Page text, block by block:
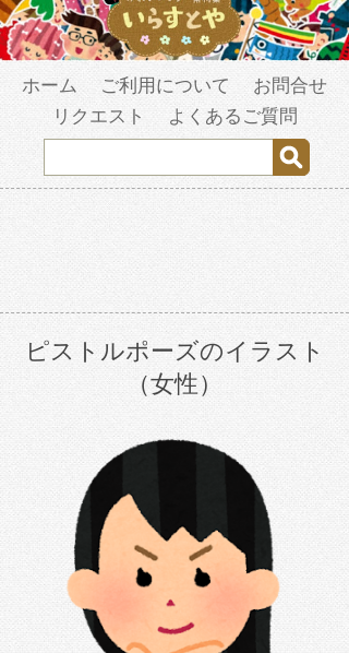
ホーム ご利用について
お問合せ
リクエスト
よくあるご質問
ピストルポーズのイラスト
（女性）